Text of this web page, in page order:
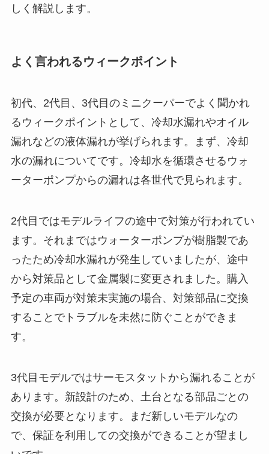
しく解説します。
よく言われるウィークポイント
初代、2代目、3代目のミニクーパーでよく聞かれ
るウィークポイントとして、冷却水漏れやオイル
漏れなどの液体漏れが挙げられます。まず、冷却
水の漏れについてです。冷却水を循環させるウォ
ーターポンプからの漏れは各世代で見られます。
2代目ではモデルライフの途中で対策が行われてい
ます。それまではウォーターポンプが樹脂製であ
ったため冷却水漏れが発生していましたが、途中
から対策品として金属製に変更されました。購入
予定の車両が対策未実施の場合、対策部品に交換
することでトラブルを未然に防ぐことができま
す。
3代目モデルではサーモスタットから漏れることが
あります。新設計のため、土台となる部品ごとの
交換が必要となります。まだ新しいモデルなの
で、保証を利用しての交換ができることが望まし